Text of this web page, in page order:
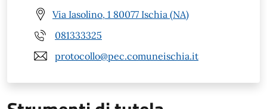
Via Iasolino, 1 80077 Ischia (NA)
081333325
protocollo@pec.comuneischia.it